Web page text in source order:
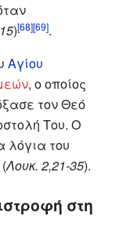
)[68][69].
Αγίου
, ο οποίος
τον Θεό
Του. Ο
λόγια του
Λουκ. 2,21-35).
στη